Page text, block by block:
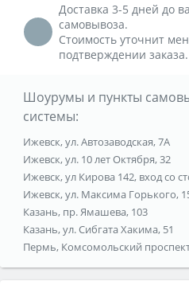
Доставка 3-5 дней до
самовывоза.
Стоимость уточнит
подтверждении заказа.
Шоурумы и пункты
системы:
Ижевск, ул. Автозаводская, 7А
Ижевск, ул. 10 лет Октября, 32
Ижевск, ул Кирова 142, вход со
Ижевск, ул. Максима Горького,
Казань, пр. Ямашева, 103
Казань, ул. Сибгата Хакима, 51
Пермь, Комсомольский